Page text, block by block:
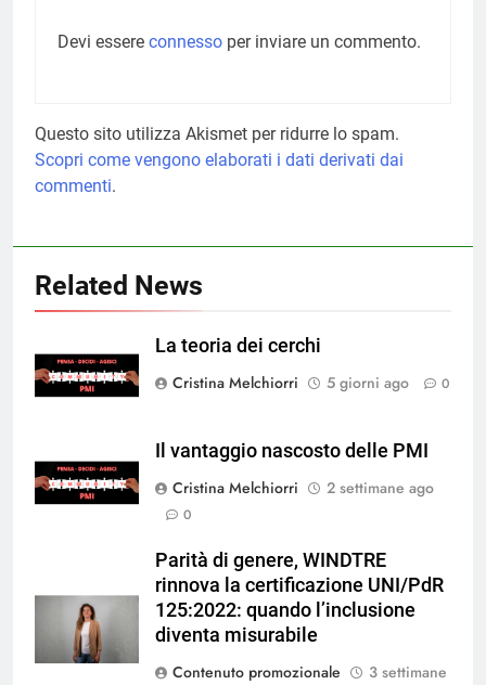
Devi essere connesso per inviare un commento.
Questo sito utilizza Akismet per ridurre lo spam.
Scopri come vengono elaborati i dati derivati dai
commenti.
Related News
La teoria dei cerchi
Cristina Melchiorri
5 giorni ago 0
Il vantaggio nascosto delle PMI
Cristina Melchiorri
2 settimane ago
0
Parità di genere, WINDTRE
rinnova la certificazione UNI/PdR
125:2022: quando l’inclusione
diventa misurabile
Contenuto promozionale
3 settimane